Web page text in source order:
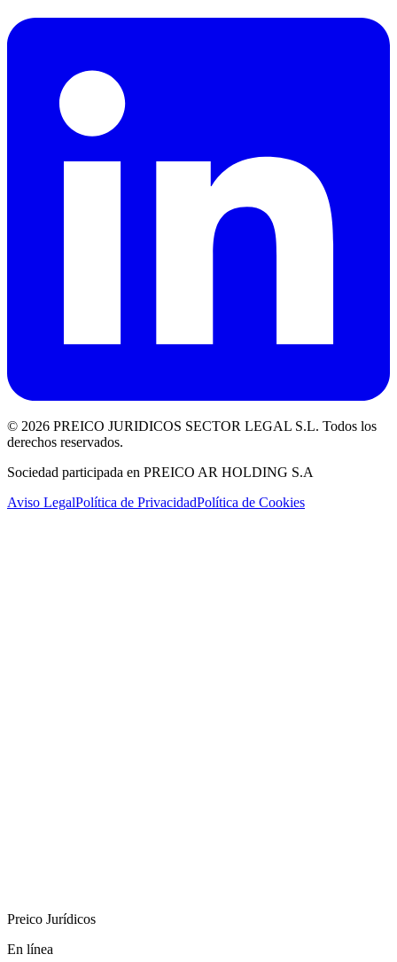
© 2026 PREICO JURIDICOS SECTOR LEGAL S.L. Todos los
derechos reservados.
Sociedad participada en PREICO AR HOLDING S.A
Aviso LegalPolítica de PrivacidadPolítica de Cookies
Preico Jurídicos
En línea